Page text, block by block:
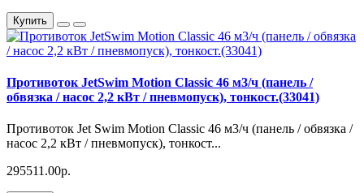
Купить
Противоток JetSwim Motion Classic 46 м3/ч (панель /
обвязка / насос 2,2 кВт / пневмопуск), тонкост.(33041)
Противоток Jet Swim Motion Classic 46 м3/ч (панель / обвязка /
насос 2,2 кВт / пневмопуск), тонкост...
295511.00р.